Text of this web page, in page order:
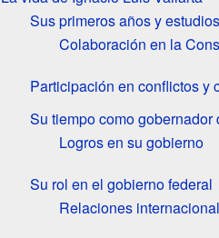
Sus primeros años y estudios
Colaboración en la
Participación en conflictos y
Su tiempo como gobernador
Logros en su gobierno
Su rol en el gobierno federal
Relaciones